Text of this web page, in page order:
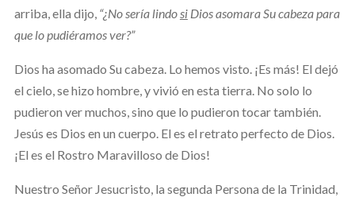
arriba, ella dijo, “¿No sería lindosiDios asomara Su cabeza para
que lo pudiéramos ver?”
Dios ha asomado Su cabeza. Lo hemos visto. ¡Es más! El dejó
el cielo, se hizo hombre, y vivió en esta tierra. No solo lo
pudieron ver muchos, sino que lo pudieron tocar también.
Jesús es Dios en un cuerpo. El es el retrato perfecto de Dios.
¡El es el Rostro Maravilloso de Dios!
Nuestro Señor Jesucristo, la segunda Persona de la Trinidad,